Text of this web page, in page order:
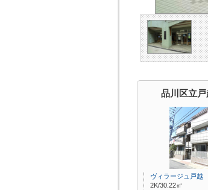
品川区立
ヴィラージュ戸越
2K/30.22㎡